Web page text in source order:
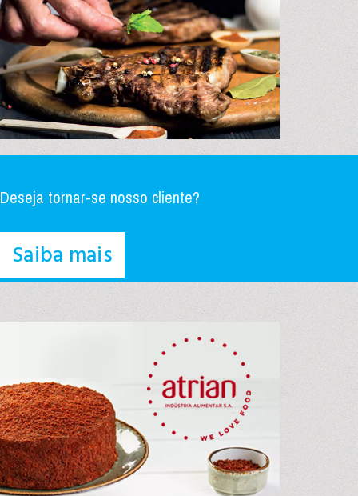
Deseja tornar-se nosso cliente?
Saiba mais